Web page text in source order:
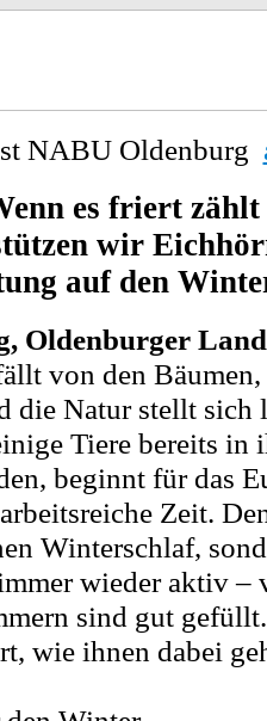
NABU Oldenburg
es friert zählt
wir
auf den
Oldenburger
von den
die Natur stellt sich
Tiere bereits in
beginnt für das
Zeit.
Winterschlaf,
wieder aktiv –
sind gut
wie ihnen dabei